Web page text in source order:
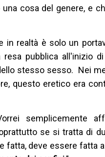
cosa del genere, e
in realtà è solo un
pubblica all'inizio
stesso sesso. Nei
questo eretico era
semplicemente
se si tratta di
deve essere fatta